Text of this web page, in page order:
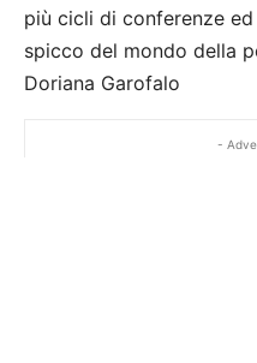
più cicli di conferenze
spicco del mondo della
Doriana Garofalo
-